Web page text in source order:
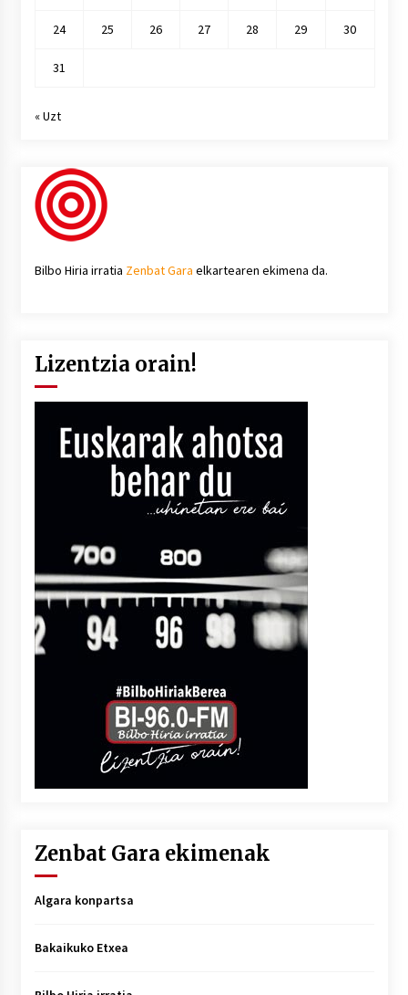
24 25 26 27 28 29 30
31
« Uzt
Bilbo Hiria irratia Zenbat Gara elkartearen ekimena da.
Lizentzia orain!
Zenbat Gara ekimenak
Algara konpartsa
Bakaikuko Etxea